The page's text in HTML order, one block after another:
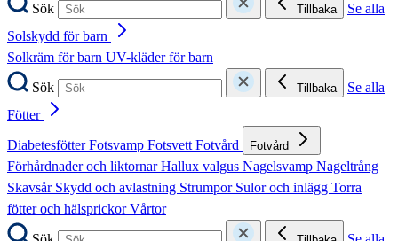
Sök
Tillbaka
Se alla
Solskydd för barn
Solkräm för barn UV-kläder för barn
Sök
Tillbaka
Se alla
Fötter
DiabetesfötterFotsvamp FotsvettFotvård Fotvård
Förhårdnader och liktornarHallux valgus Nagelsvamp Nageltrång
Skavsår Skydd och avlastning Strumpor Sulor och inlägg Torra
fötter och hälsprickorVårtor